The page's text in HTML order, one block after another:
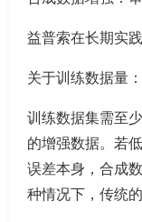
益普索在长期实
关于训练数据量：
训练数据集需至
的增强数据。若
误差本身，合成
种情况下，传统